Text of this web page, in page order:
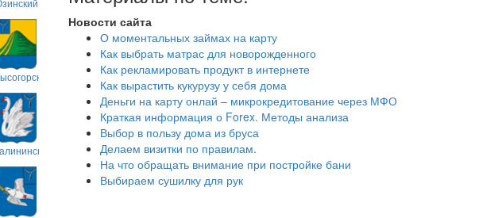
Новости сайта
О моментальных займах на карту
Как выбрать матрас для новорожденного
Как рекламировать продукт в интернете
Как вырастить кукурузу у себя дома
Деньги на карту онлай – микрокредитование через МФО
Краткая информация о Forex. Методы анализа
Выбор в пользу дома из бруса
Делаем визитки по правилам.
На что обращать внимание при постройке бани
Выбираем сушилку для рук